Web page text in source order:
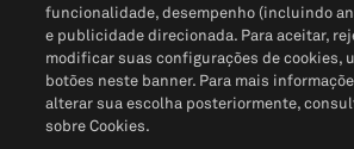
funcionalidade, desempenho (incluindo
e publicidade direcionada. Para aceitar,
modificar suas configurações de cookies,
botões neste banner. Para mais
alterar sua escolha posteriormente,
sobre Cookies.